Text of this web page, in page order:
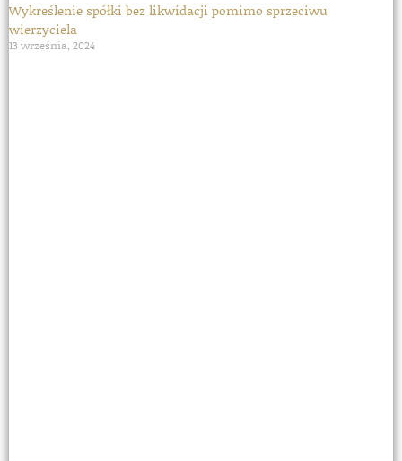
Wykreślenie spółki bez likwidacji pomimo sprzeciwu
wierzyciela
13 września, 2024